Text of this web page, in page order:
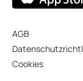
AGB
Cookies